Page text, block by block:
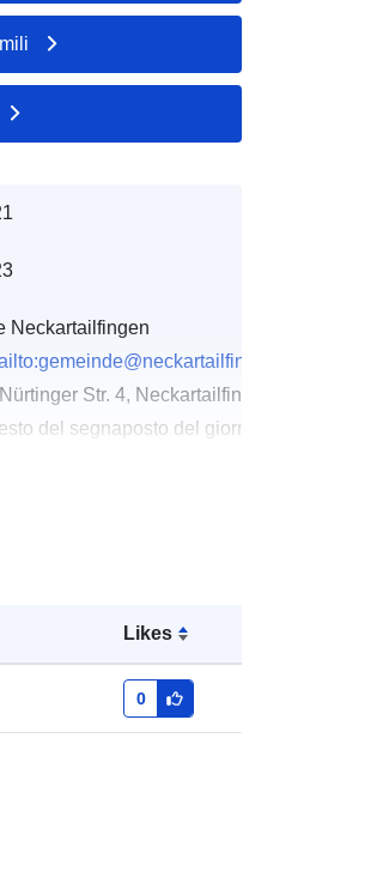
Likes
0
Neckartailfingen
Nürtinger Str. 4, Neckartailfingen, 72666,
del segnaposto del giorno della